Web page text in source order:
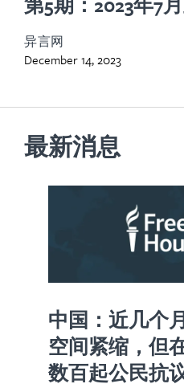
异言网
December 14, 2023
最新消息
中国：近几个
空间紧缩，但
数百起公民抗